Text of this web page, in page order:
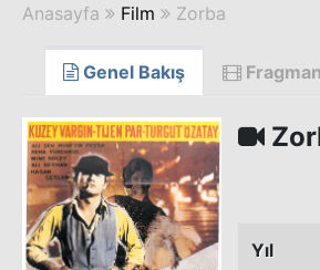
Anasayfa Film Zorba
Genel Bakış Fragman
Yıl